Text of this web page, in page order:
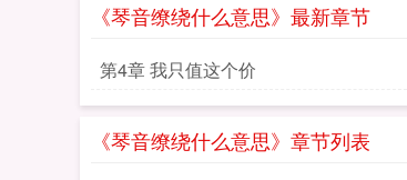
《琴音缭绕什么意思》最新章节
第4章 我只值这个价
《琴音缭绕什么意思》章节列表